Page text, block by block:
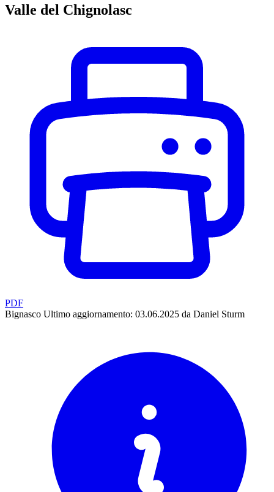
Valle del Chignolasc
PDF
Bignasco Ultimo aggiornamento: 03.06.2025 da Daniel Sturm